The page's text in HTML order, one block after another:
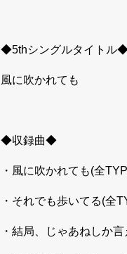
◆5thシングルタイトル
風に吹かれても
◆収録曲◆
・風に吹かれても(全
・それでも歩いてる(全
・結局、じゃあねしか